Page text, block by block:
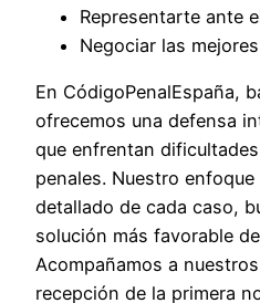
Representarte ante
Negociar las
En CódigoPenalEspaña,
ofrecemos una defensa
que enfrentan
penales. Nuestro
detallado de cada caso,
solución más favorable
Acompañamos a
recepción de la primera